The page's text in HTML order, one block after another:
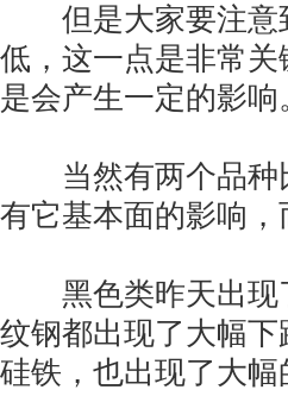
但是大家要注意
低，这一点是非常
是会产生一定的影响
当然有两个品种
有它基本面的影响
黑色类昨天出现
纹钢都出现了大幅
硅铁，也出现了大幅